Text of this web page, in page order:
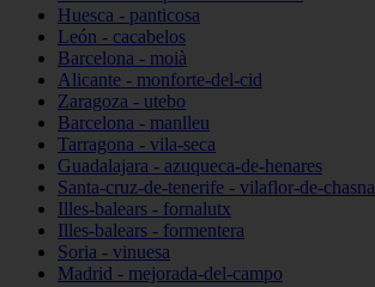
Huesca - panticosa
León - cacabelos
Barcelona - moià
Alicante - monforte-del-cid
Zaragoza - utebo
Barcelona - manlleu
Tarragona - vila-seca
Guadalajara - azuqueca-de-henares
Santa-cruz-de-tenerife - vilaflor-de-chasna
Illes-balears - fornalutx
Illes-balears - formentera
Soria - vinuesa
Madrid - mejorada-del-campo